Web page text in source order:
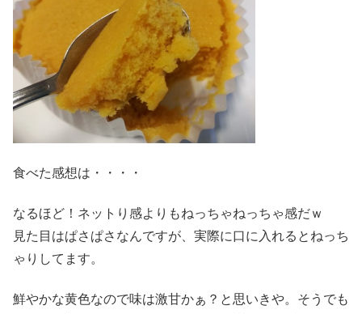
食べた感想は・・・・
なるほど！ネットり感よりもねっちゃねっちゃ感だｗ
見た目はぱさぱさなんですが、実際に口に入れるとねっち
ゃりしてます。
鮮やかな黄色なので味は激甘かぁ？と思いきや。そうでも